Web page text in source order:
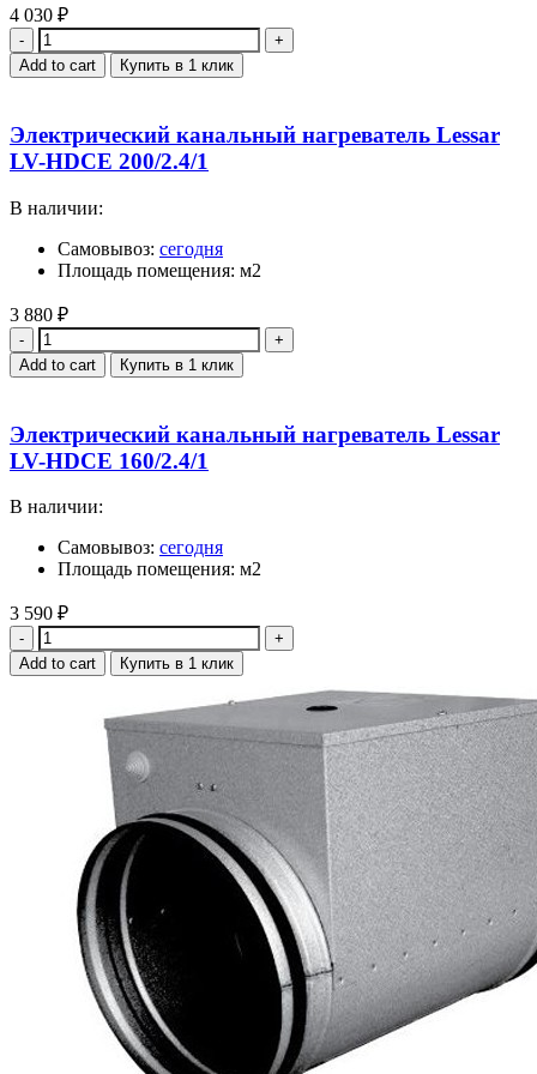
4 030 ₽
Quantity
Add to cart Купить в 1 клик
Электрический канальный нагреватель Lessar
LV-HDCE 200/2.4/1
В наличии:
Самовывоз: сегодня
Площадь помещения: м2
3 880 ₽
Quantity
Add to cart Купить в 1 клик
Электрический канальный нагреватель Lessar
LV-HDCE 160/2.4/1
В наличии:
Самовывоз: сегодня
Площадь помещения: м2
3 590 ₽
Quantity
Add to cart Купить в 1 клик